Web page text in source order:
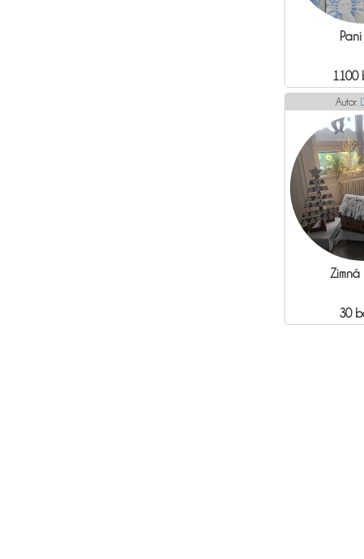
1100
Autor:
Zimná
30